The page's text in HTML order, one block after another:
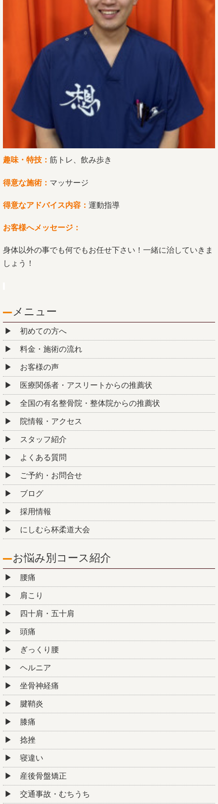
趣味・特技： 筋トレ、飲み歩き
得意な施術： マッサージ
得意なアドバイス内容： 運動指導
お客様へメッセージ：
身体以外の事でも何でもお任せ下さい！ 一緒に治していきま
しょう！
メニュー
初めての方へ
料金・施術の流れ
お客様の声
医療関係者・アスリートからの推薦状
全国の有名整骨院・整体院からの推薦状
院情報・アクセス
スタッフ紹介
よくある質問
ご予約・お問合せ
ブログ
採用情報
にしむら杯柔道大会
お悩み別コース紹介
腰痛
肩こり
四十肩・五十肩
頭痛
ぎっくり腰
ヘルニア
坐骨神経痛
腱鞘炎
膝痛
捻挫
寝違い
産後骨盤矯正
交通事故・むちうち